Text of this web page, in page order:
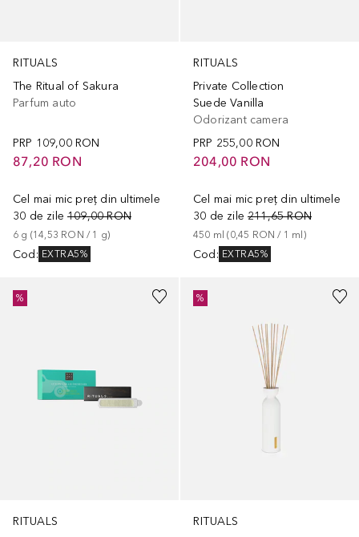
RITUALS
The Ritual of Sakura
Parfum auto
PRP 109,00 RON
87,20 RON
Cel mai mic preț din ultimele
30 de zile 109,00 RON
6 g (14,53 RON / 1 g)
Cod : EXTRA5%
RITUALS
Private Collection
Suede Vanilla
Odorizant camera
PRP 255,00 RON
204,00 RON
Cel mai mic preț din ultimele
30 de zile 211,65 RON
450 ml (0,45 RON / 1 ml)
Cod : EXTRA5%
RITUALS
%
RITUALS
%